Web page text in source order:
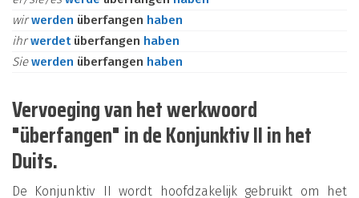
wirwerden überfangen haben
ihrwerdet überfangen haben
Siewerden überfangen haben
Vervoeging van het werkwoord
"überfangen" in de Konjunktiv II in het
Duits.
De Konjunktiv II wordt hoofdzakelijk gebruikt om het